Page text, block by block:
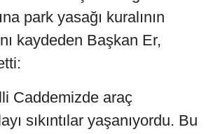
park yasağı kuralının
kaydeden Başkan Er,
Caddemizde araç
sıkıntılar yaşanıyordu. Bu